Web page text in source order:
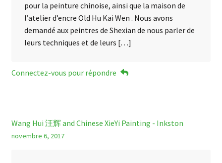
pour la peinture chinoise, ainsi que la maison de
l’atelier d’encre Old Hu Kai Wen . Nous avons
demandé aux peintres de Shexian de nous parler de
leurs techniques et de leurs […]
Connectez-vous pour répondre
Wang Hui 汪辉 and Chinese XieYi Painting - Inkston
novembre 6, 2017